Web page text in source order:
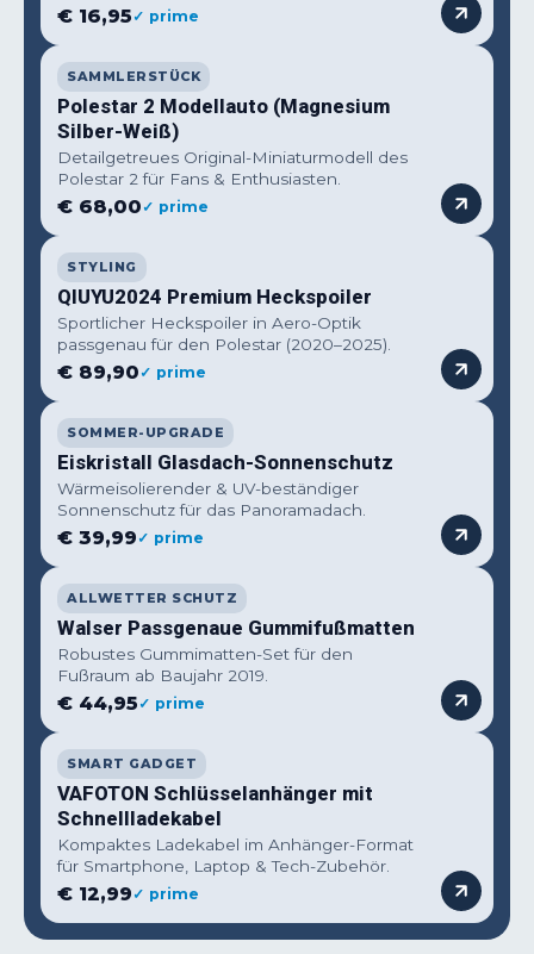
€ 16,95✓ prime
SAMMLERSTÜCK
Polestar 2 Modellauto (Magnesium
Silber-Weiß)
Detailgetreues Original-Miniaturmodell des
Polestar 2 für Fans & Enthusiasten.
€ 68,00✓ prime
STYLING
QIUYU2024 Premium Heckspoiler
Sportlicher Heckspoiler in Aero-Optik
passgenau für den Polestar (2020–2025).
€ 89,90✓ prime
SOMMER-UPGRADE
Eiskristall Glasdach-Sonnenschutz
Wärmeisolierender & UV-beständiger
Sonnenschutz für das Panoramadach.
€ 39,99✓ prime
ALLWETTER SCHUTZ
Walser Passgenaue Gummifußmatten
Robustes Gummimatten-Set für den
Fußraum ab Baujahr 2019.
€ 44,95✓ prime
SMART GADGET
VAFOTON Schlüsselanhänger mit
Schnellladekabel
Kompaktes Ladekabel im Anhänger-Format
für Smartphone, Laptop & Tech-Zubehör.
€ 12,99✓ prime